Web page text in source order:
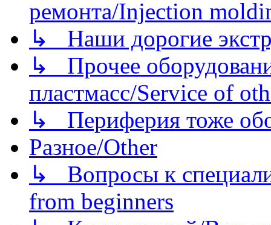
ремонта/Injection
↳ Наши дорогие
↳ Прочее
пластмасс/Service of
↳ Периферия тоже
Разное/Other
↳ Вопросы к
from beginners